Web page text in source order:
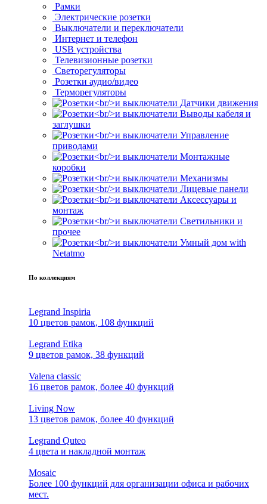
Рамки
Электрические розетки
Выключатели и переключатели
Интернет и телефон
USB устройства
Телевизионные розетки
Светорегуляторы
Розетки аудио/видео
Терморегуляторы
Датчики движения
Выводы кабеля и
заглушки
Управление
приводами
Монтажные
коробки
Механизмы
Лицевые панели
Аксессуары и
монтаж
Светильники и
прочее
Умный дом with
Netatmo
По коллекциям
Legrand Inspiria
10 цветов рамок, 108 функций
Legrand Etika
9 цветов рамок, 38 функций
Valena classic
16 цветов рамок, более 40 функций
Living Now
13 цветов рамок, более 40 функций
Legrand Quteo
4 цвета и накладной монтаж
Mosaic
Более 100 функций для организации офиса и рабочих
мест.